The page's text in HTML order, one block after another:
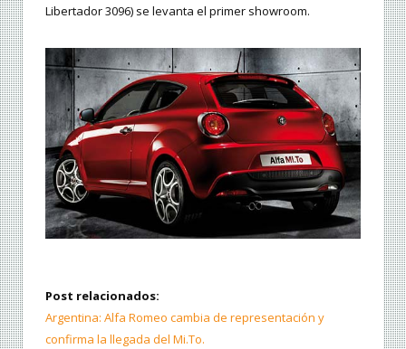
Libertador 3096) se levanta el primer showroom.
Post relacionados:
Argentina: Alfa Romeo cambia de representación y
confirma la llegada del Mi.To.